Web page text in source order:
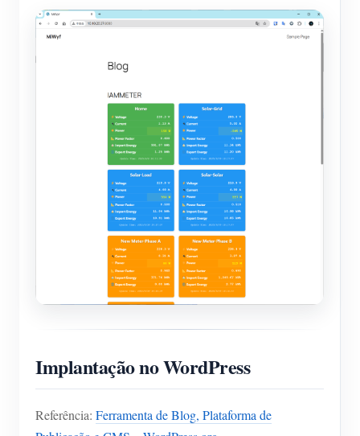
Implantação no WordPress
Referência: Ferramenta de Blog, Plataforma de